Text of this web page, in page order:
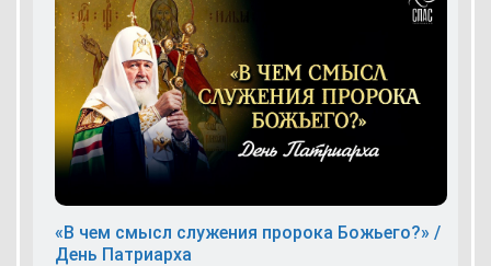
«В чем смысл служения пророка Божьего?» /
День Патриарха